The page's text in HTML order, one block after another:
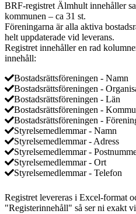
BRF-registret Älmhult innehåller
kommunen – ca 31 st.
Föreningarna är alla aktiva
helt uppdaterade vid leverans.
Registret innehåller en rad
innehåll:
Bostadsrättsföreningen - Namn
Bostadsrättsföreningen -
Bostadsrättsföreningen - Län
Bostadsrättsföreningen -
Bostadsrättsföreningen -
Styrelsemedlemmar - Namn
Styrelsemedlemmar - Adress
Styrelsemedlemmar -
Styrelsemedlemmar - Ort
Styrelsemedlemmar - Telefon
Registret levereras i Excel-format
"Registerinnehåll" så ser ni exakt